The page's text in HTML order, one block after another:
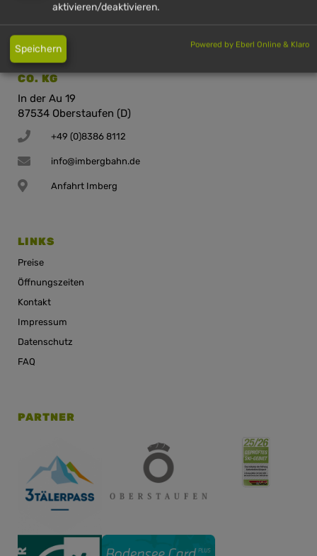
Anfahrt Hündle
CO. KG
In der Au 19
87534 Oberstaufen (D)
+49 (0)8386 8112
info@imbergbahn.de
Anfahrt Imberg
LINKS
Preise
Öffnungszeiten
Kontakt
Impressum
Datenschutz
FAQ
PARTNER
aktivieren/deaktivieren.
Speichern Powered by Eberl Online & Klaro